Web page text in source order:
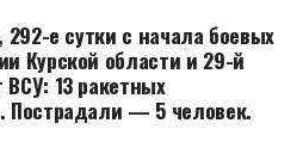
е сутки с начала боевых
Курской области и 29-й
13 ракетных
— 5 человек.